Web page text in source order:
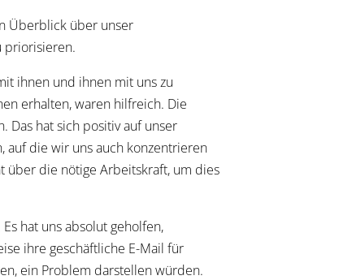
Überblick über unser
priorisieren.
ihnen und ihnen mit uns zu
erhalten, waren hilfreich. Die
Das hat sich positiv auf unser
auf die wir uns auch konzentrieren
über die nötige Arbeitskraft, um dies
hat uns absolut geholfen,
ihre geschäftliche E-Mail für
ein Problem darstellen würden.